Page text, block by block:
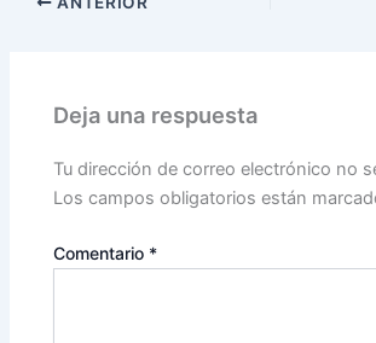
Deja una respuesta
Tu dirección de correo electrónico no
Los campos obligatorios están
Comentario *